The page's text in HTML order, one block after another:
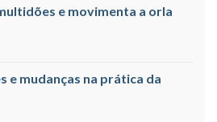
e movimenta a orla
e mudanças na prática da